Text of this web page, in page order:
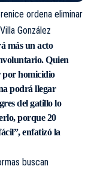
ordena eliminar
González
más un acto
Quien
por homicidio
podrá llegar
del gatillo lo
porque 20
enfatizó la
buscan